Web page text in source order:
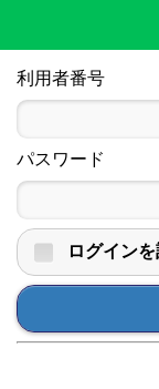
利用者番号
パスワード
ログイン